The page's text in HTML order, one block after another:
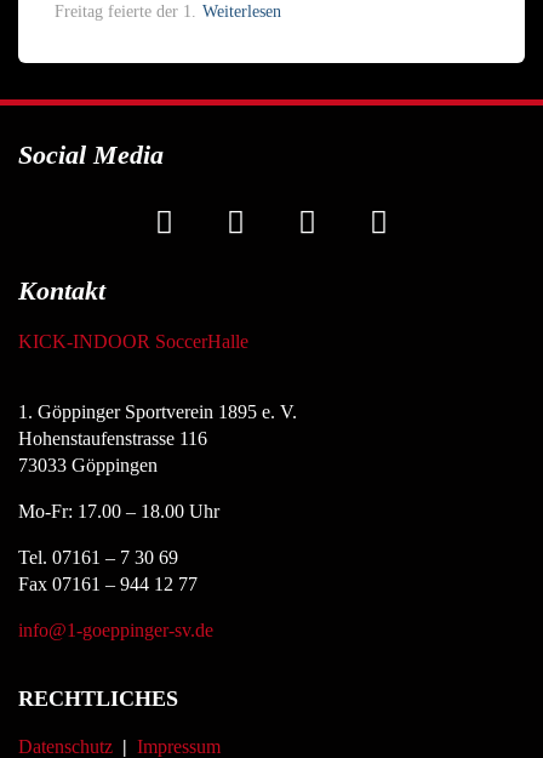
Freitag feierte der 1.
Weiterlesen
Social Media
Kontakt
KICK-INDOOR SoccerHalle
1. Göppinger Sportverein 1895 e. V.
Hohenstaufenstrasse 116
73033 Göppingen
Mo-Fr: 17.00 – 18.00 Uhr
Tel. 07161 – 7 30 69
Fax 07161 – 944 12 77
info@1-goeppinger-sv.de
RECHTLICHES
Datenschutz | Impressum